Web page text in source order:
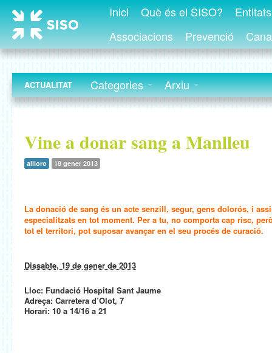
Inici Què és el SISO?
Associacions
Prevenció
ACTUALITAT Categories Arxiu
Vine a donar sang a Manlleu
allloro 18 gener 2013
La donació de sang és un acte senzill, segur, gens dolorós, i
especialitzats en tot moment. Per a tu, no comporta cap risc,
tot el territori, pot suposar avançar en el seu procés de curació.
Dissabte, 19 de gener de 2013
Lloc: Fundació Hospital Sant Jaume
Adreça: Carretera d’Olot, 7
Horari: 10 a 14/16 a 21